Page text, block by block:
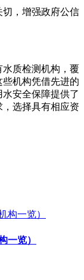
切，增强政府公信
质检测机构，覆
机构凭借先进的
安全保障提供了
选择具有相应资
一览）